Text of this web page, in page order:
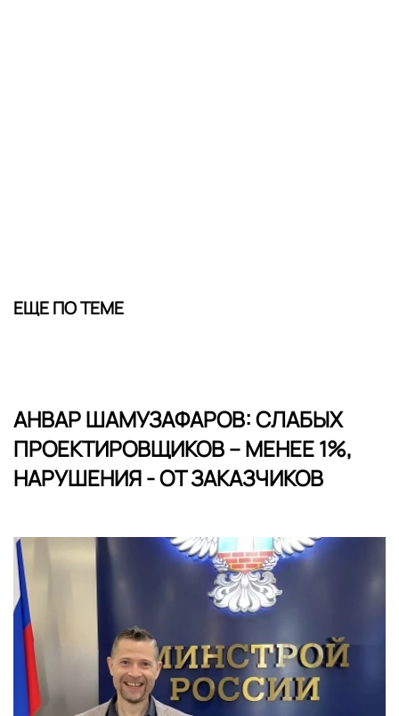
ЕЩЕ ПО ТЕМЕ
АНВАР ШАМУЗАФАРОВ: СЛАБЫХ
ПРОЕКТИРОВЩИКОВ – МЕНЕЕ 1%,
НАРУШЕНИЯ - ОТ ЗАКАЗЧИКОВ